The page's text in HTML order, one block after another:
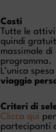
Costi
Tutte le
quindi
massimale di
programma.
L’unica
viaggio
Criteri di
Clicca qui
partecipanti